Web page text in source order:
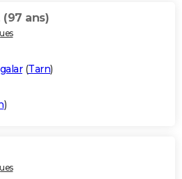
(97 ans)
(Tarn)
)